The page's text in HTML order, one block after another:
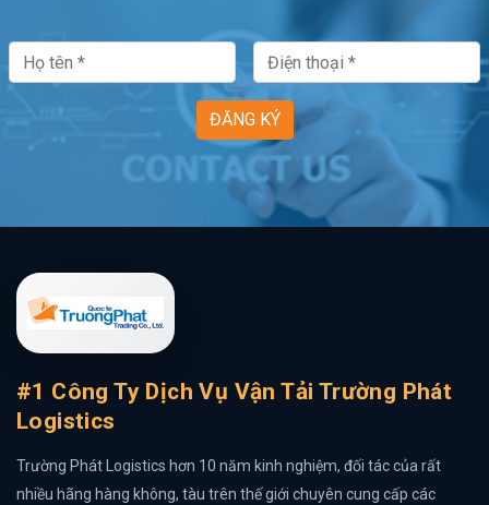
ĐĂNG KÝ
#1 Công Ty Dịch Vụ Vận Tải Trường Phát
Logistics
Trường Phát Logistics hơn 10 năm kinh nghiệm, đối tác của rất
nhiều hãng hàng không, tàu trên thế giới chuyên cung cấp các